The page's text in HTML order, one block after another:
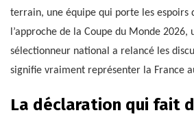
terrain, une équipe qui porte les espoirs
l’approche de la Coupe du Monde
sélectionneur national a relancé les
signifie vraiment représenter la France
La déclaration qui fait